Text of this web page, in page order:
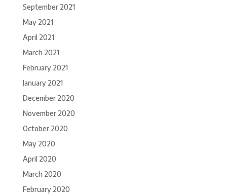
September 2021
May 2021
April 2021
March 2021
February 2021
January 2021
December 2020
November 2020
October 2020
May 2020
April 2020
March 2020
February 2020